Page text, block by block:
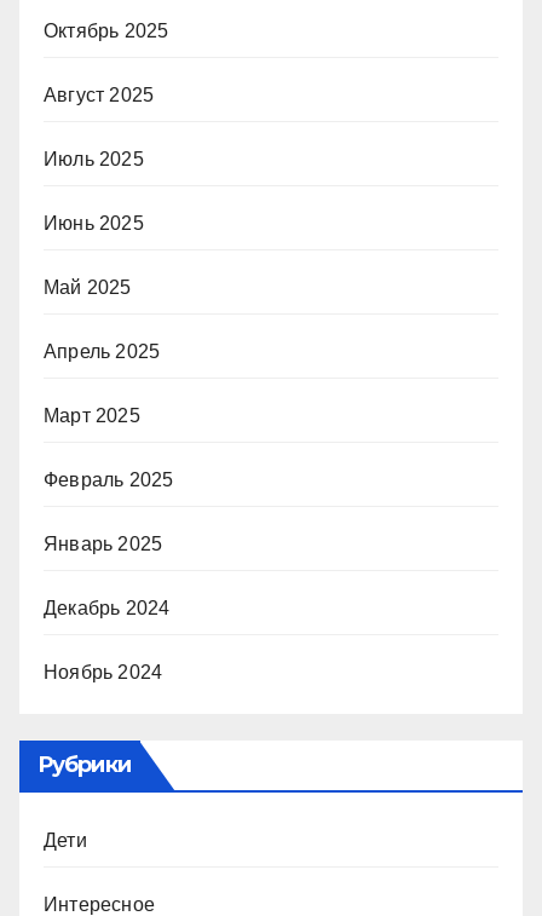
Октябрь 2025
Август 2025
Июль 2025
Июнь 2025
Май 2025
Апрель 2025
Март 2025
Февраль 2025
Январь 2025
Декабрь 2024
Ноябрь 2024
Рубрики
Дети
Интересное